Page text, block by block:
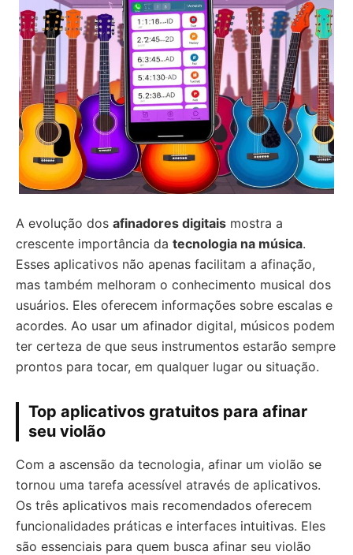
A evolução dos afinadores digitais mostra a
crescente importância da tecnologia na música.
Esses aplicativos não apenas facilitam a afinação,
mas também melhoram o conhecimento musical dos
usuários. Eles oferecem informações sobre escalas e
acordes. Ao usar um afinador digital, músicos podem
ter certeza de que seus instrumentos estarão sempre
prontos para tocar, em qualquer lugar ou situação.
Top aplicativos gratuitos para afinar
seu violão
Com a ascensão da tecnologia, afinar um violão se
tornou uma tarefa acessível através de aplicativos.
Os três aplicativos mais recomendados oferecem
funcionalidades práticas e interfaces intuitivas. Eles
são essenciais para quem busca afinar seu violão